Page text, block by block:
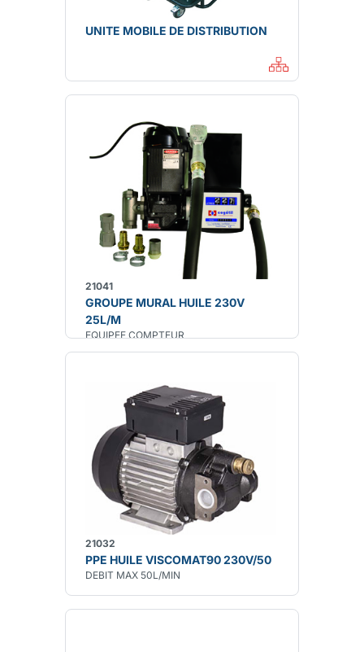
UNITE MOBILE DE DISTRIBUTION
21041
GROUPE MURAL HUILE 230V
25L/M
EQUIPEE COMPTEUR
21032
PPE HUILE VISCOMAT90 230V/50
DEBIT MAX 50L/MIN